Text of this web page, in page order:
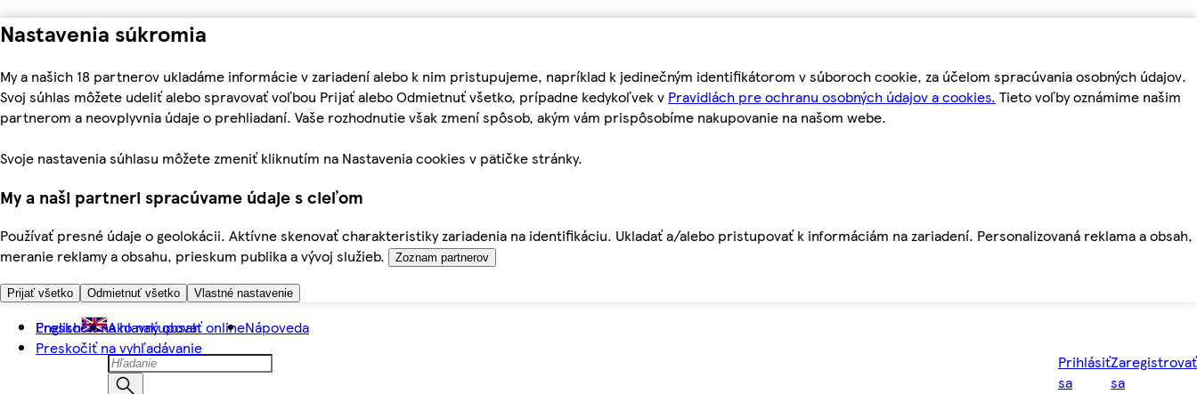
Nastavenia súkromia
My a našich 18 partnerov ukladáme informácie v zariadení alebo k nim pristupujeme, napríklad k jedinečným identifikátorom v súboroch cookie, za účelom spracúvania osobných údajov.
Svoj súhlas môžete udeliť alebo spravovať voľbou Prijať alebo Odmietnuť všetko, prípadne kedykoľvek v Pravidlách pre ochranu osobných údajov a cookies. Tieto voľby oznámime našim
partnerom a neovplyvnia údaje o prehliadaní. Vaše rozhodnutie však zmení spôsob, akým vám prispôsobíme nakupovanie na našom webe.
Svoje nastavenia súhlasu môžete zmeniť kliknutím na Nastavenia cookies v pätičke stránky.
My a naši partneri spracúvame údaje s cieľom
Používať presné údaje o geolokácii. Aktívne skenovať charakteristiky zariadenia na identifikáciu. Ukladať a/alebo pristupovať k informáciám na zariadení. Personalizovaná reklama a obsah,
meranie reklamy a obsahu, prieskum publika a vývoj služieb.
Zoznam partnerov
Prijať všetko Odmietnuť všetko Vlastné nastavenie
Preskočiť na hlavný obsah
Preskočiť na vyhľadávanie
English Ako nakupovať onlineNápoveda
Prihlásiť
sa
Zaregistrovať
sa